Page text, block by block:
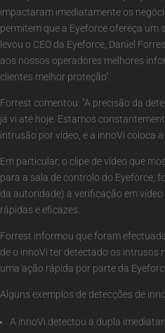
impactaram imediatamente os
permitem que a Eyeforce ofereça
levou o CEO da Eyeforce, Daniel
aos nossos operadores melhores
clientes melhor proteção".
Forrest comentou: "A precisão da
já vi até hoje. Estamos
intrusão por vídeo, e a innoVi coloca
Em particular, o clipe de vídeo que
para a sala de controlo do Eyeforce,
da autoridade) a verificação em
rápidas e eficazes.
Forrest informou que foram
de o innoVi ter detectado os intrusos
uma ação rápida por parte da
Alguns exemplos de detecções de
A innoVi detectou a dupla